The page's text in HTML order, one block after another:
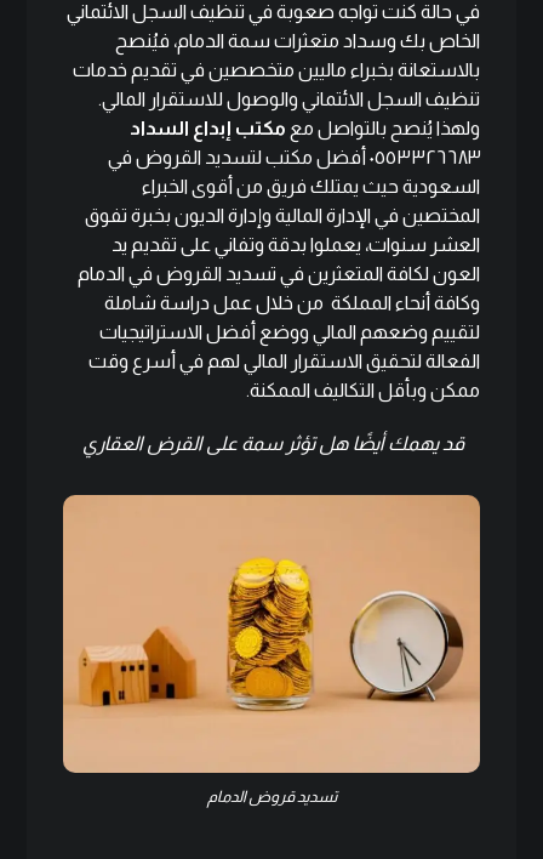
في حالة كنت تواجه صعوبة في تنظيف السجل الائتماني
الخاص بك وسداد متعثرات سمة الدمام، فيُنصح
بالاستعانة بخبراء ماليين متخصصين في تقديم خدمات
تنظيف السجل الائتماني والوصول للاستقرار المالي.
ولهذا يُنصح بالتواصل مع مكتب إبداع السداد
٠٥٥٣٣٢٦٦٨٣ أفضل مكتب لتسديد القروض في
السعودية حيث يمتلك فريق من أقوى الخبراء
المختصين في الإدارة المالية وإدارة الديون بخبرة تفوق
العشر سنوات، يعملوا بدقة وتفاني على تقديم يد
العون لكافة المتعثرين في تسديد القروض في الدمام
وكافة أنحاء المملكة من خلال عمل دراسة شاملة
لتقييم وضعهم المالي ووضع أفضل الاستراتيجيات
الفعالة لتحقيق الاستقرار المالي لهم في أسرع وقت
ممكن وبأقل التكاليف الممكنة.
قد يهمك أيضًا هل تؤثر سمة على القرض العقاري
تسديد قروض الدمام